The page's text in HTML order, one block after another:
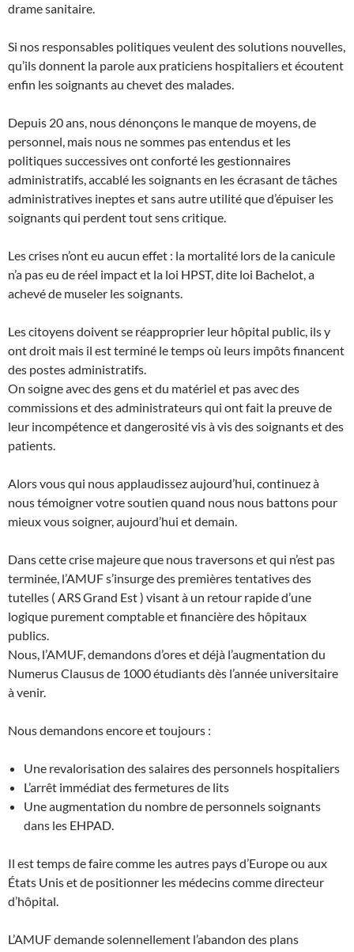
drame sanitaire.
Si nos responsables politiques veulent des solutions nouvelles,
qu’ils donnent la parole aux praticiens hospitaliers et écoutent
enfin les soignants au chevet des malades.
Depuis 20 ans, nous dénonçons le manque de moyens, de
personnel, mais nous ne sommes pas entendus et les
politiques successives ont conforté les gestionnaires
administratifs, accablé les soignants en les écrasant de tâches
administratives ineptes et sans autre utilité que d’épuiser les
soignants qui perdent tout sens critique.
Les crises n’ont eu aucun effet : la mortalité lors de la canicule
n’a pas eu de réel impact et la loi HPST, dite loi Bachelot, a
achevé de museler les soignants.
Les citoyens doivent se réapproprier leur hôpital public, ils y
ont droit mais il est terminé le temps où leurs impôts financent
des postes administratifs.
On soigne avec des gens et du matériel et pas avec des
commissions et des administrateurs qui ont fait la preuve de
leur incompétence et dangerosité vis à vis des soignants et des
patients.
Alors vous qui nous applaudissez aujourd’hui, continuez à
nous témoigner votre soutien quand nous nous battons pour
mieux vous soigner, aujourd’hui et demain.
Dans cette crise majeure que nous traversons et qui n’est pas
terminée, l’AMUF s’insurge des premières tentatives des
tutelles ( ARS Grand Est ) visant à un retour rapide d’une
logique purement comptable et financière des hôpitaux
publics.
Nous, l’AMUF, demandons d’ores et déjà l’augmentation du
Numerus Clausus de 1000 étudiants dès l’année universitaire
à venir.
Nous demandons encore et toujours :
Une revalorisation des salaires des personnels hospitaliers
L’arrêt immédiat des fermetures de lits
Une augmentation du nombre de personnels soignants
dans les EHPAD.
Il est temps de faire comme les autres pays d’Europe ou aux
États Unis et de positionner les médecins comme directeur
d’hôpital.
L’AMUF demande solennellement l’abandon des plans